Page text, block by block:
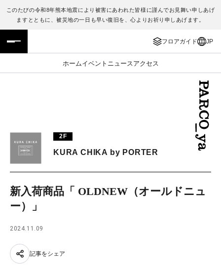
このたびの令和8年熊本地震により被害にあわれた皆様に謹んでお見舞い申しあげ
ますとともに、被災地の一日も早い復旧を、心よりお祈り申しあげます。
フロアガイド JP
ホームイベント ニュース アクセス
フロアガイド
施設案内・アクセス
TAX FREE
ENGLISH
繁体字
日本語
2F
KURA CHIKA by PORTER
新入荷商品「 OLDNEW（オールドニュ
ー）」
2024.11.09
記事をシェア